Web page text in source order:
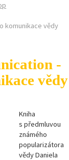
komunikace vědy
-
vědy
Kniha
s předmluvou
známého
popularizátora
vědy Daniela